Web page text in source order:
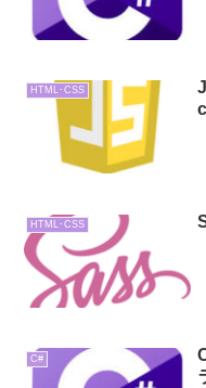
HTML･CSS
HTML･CSS
C#